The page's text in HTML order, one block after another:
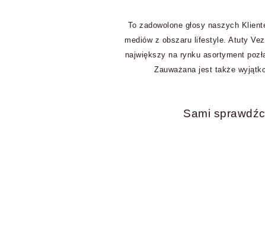
To zadowolone głosy naszych
mediów z obszaru lifestyle. Atuty
największy na rynku asortyment
Zauważana jest także
Sami